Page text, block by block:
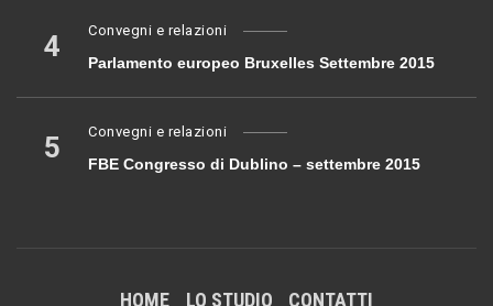
4 Convegni e relazioni
Parlamento europeo Bruxelles Settembre 2015
5 Convegni e relazioni
FBE Congresso di Dublino – settembre 2015
HOME LO STUDIO CONTATTI